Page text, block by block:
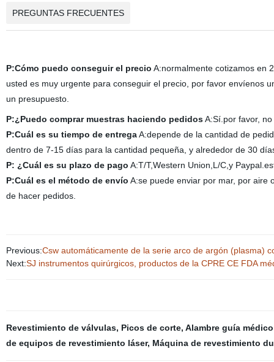
PREGUNTAS FRECUENTES
P:Cómo puedo conseguir el precio A:normalmente cotizamos en
usted es muy urgente para conseguir el precio, por favor envíenos
un presupuesto.
P:¿Puedo comprar muestras haciendo pedidosA:Sí.por favor,
P:Cuál es su tiempo de entregaA:depende de la cantidad de
dentro de 7-15 días para la cantidad pequeña, y alrededor de 30
P: ¿Cuál es su plazo de pago A:T/T,Western Union,L/C,y
P:Cuál es el método de envío A:se puede enviar por mar, por aire
de hacer pedidos.
Previous:Csw automáticamente de la serie arco de argón (plasma)
Next:SJ instrumentos quirúrgicos, productos de la CPRE CE FDA
Revestimiento de válvulas, Picos de corte, Alambre guía médico
de equipos de revestimiento láser, Máquina de revestimiento